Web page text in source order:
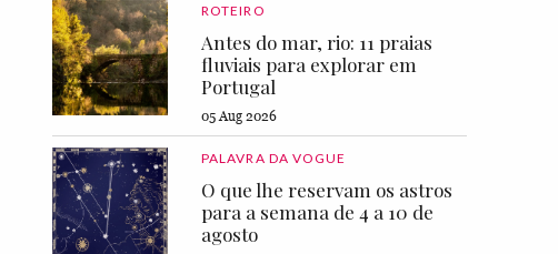
ROTEIRO
Antes do mar, rio: 11 praias
fluviais para explorar em
Portugal
05 Aug 2026
PALAVRA DA VOGUE
O que lhe reservam os astros
para a semana de 4 a 10 de
agosto